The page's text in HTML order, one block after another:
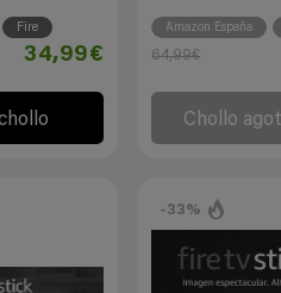
Fire
34,99€
Amazon España
64,99€
Chollo
-33%